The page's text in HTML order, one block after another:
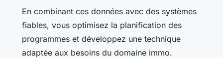
En combinant ces données avec des systèmes
fiables, vous optimisez la planification des
programmes et développez une technique
adaptée aux besoins du domaine immo.